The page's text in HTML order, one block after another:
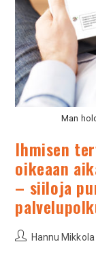
Man
Ihmisen
oikeaan
– siiloja
Hannu Mikkola